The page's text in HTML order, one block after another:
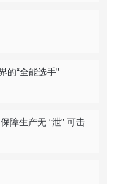
的“全能选手”
障生产无 “泄” 可击